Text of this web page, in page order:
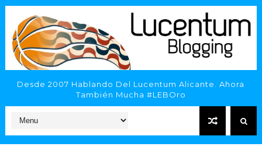
Desde 2007 Hablando Del Lucentum Alicante. Ahora
También Mucha #LEBOro